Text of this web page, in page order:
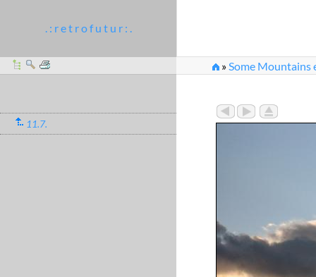
. : r e t r o f u t u r : .
»Some Mountains
11.7.